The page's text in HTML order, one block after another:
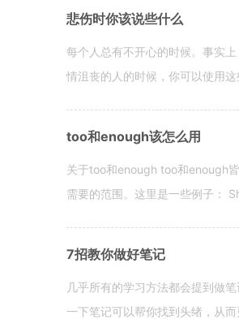
悲伤时你该说些什么
每个人总有不开心的时候。事实
情沮丧的人的时候，你可以使用
too和enough该怎么用
关于too和enough too和enough
需要的范围。这里是一些例子：
7招教你做好笔记
几乎所有的学习方法都会提到做
一下笔记可以帮你找到头绪，从而